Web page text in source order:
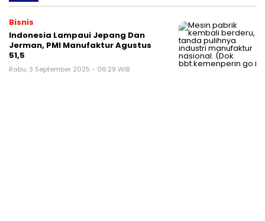
Bisnis
Indonesia Lampaui Jepang Dan
Jerman, PMI Manufaktur Agustus
51,5
Rabu, 3 September 2025 - 06:29 WIB